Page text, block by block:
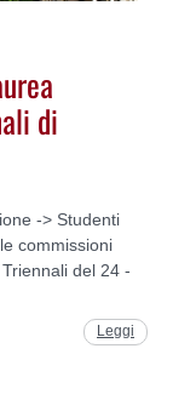
di
-> Studenti
commissioni
del 24 -
Leggi